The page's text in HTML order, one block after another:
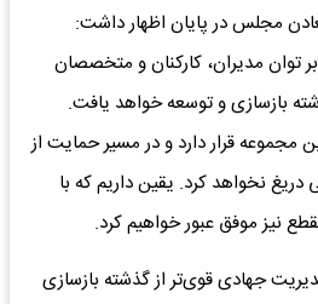
مجلس در پایان اظهار داشت:
بر توان مدیران، کارکنان و متخصصان
بازسازی و توسعه خواهد یافت.
مجموعه قرار دارد و در مسیر حمایت از
نخواهد کرد. یقین داریم که با
نیز موفق عبور خواهیم کرد.
جهادی قوی‌تر از گذشته بازسازی